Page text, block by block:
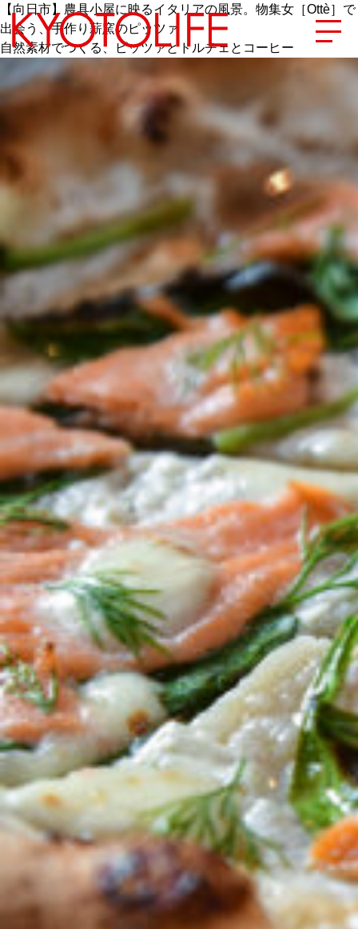
エリアから探す
地図から探す
カテゴリーから探す
SPECIAL
NEW OPEN
SERIES
CULTURE
ABOUT US
Instagram
チケットプレゼント応募
MAIN MENU
SERIES
カレーが好き
京都おやつクラブ
私と店のはなし
今月の京みやげ
京都の書店
【向日市】農具小屋に映るイタリアの風景。物集女［Ottè］で
出会う、手作り薪窯のピッツァ
自然素材でつくる、ピッツァとドルチェとコーヒー